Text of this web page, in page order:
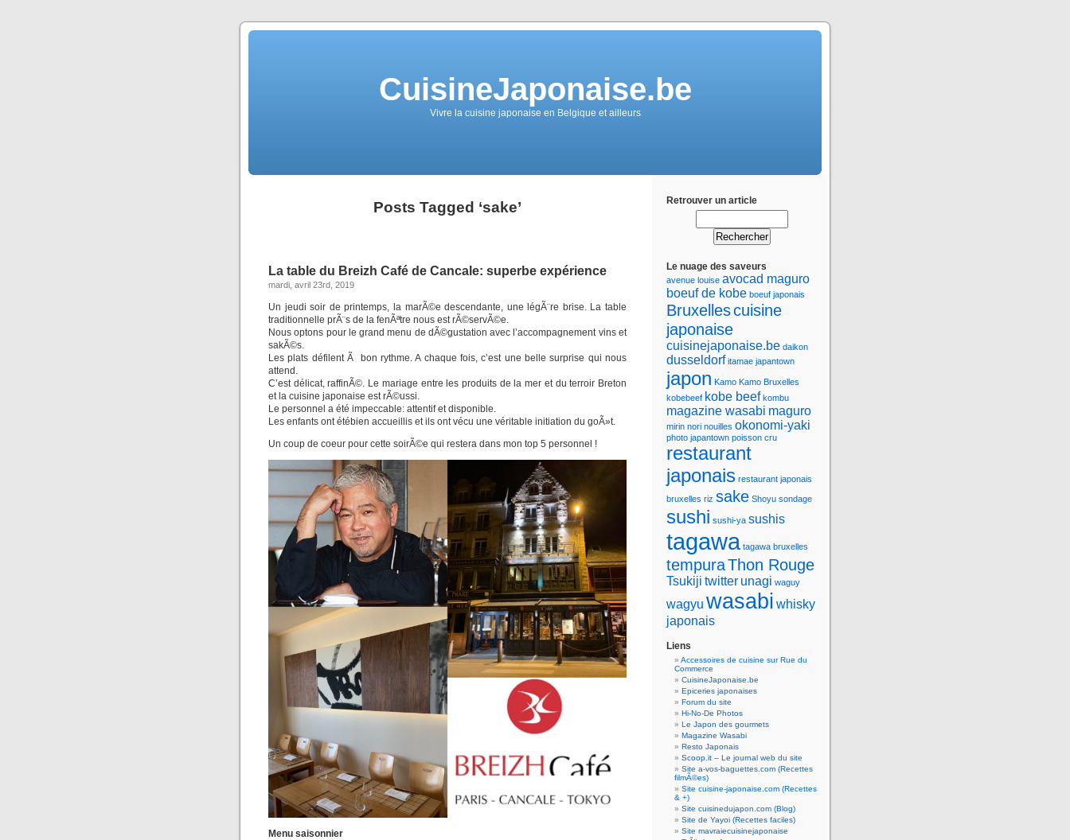
CuisineJaponaise.be
Vivre la cuisine japonaise en Belgique et ailleurs
Posts Tagged ‘sake’
La table du Breizh Café de Cancale: superbe expérience
mardi, avril 23rd, 2019
Un jeudi soir de printemps, la marÃ©e descendante, une légÃ¨re brise. La table
traditionnelle prÃ¨s de la fenÃªtre nous est rÃ©servÃ©e.
Nous optons pour le grand menu de dÃ©gustation avec l’accompagnement vins et
sakÃ©s.
Les plats défilent Ã bon rythme. A chaque fois, c’est une belle surprise qui nous
attend.
C’est délicat, raffinÃ©. Le mariage entre les produits de la mer et du terroir Breton
et la cuisine japonaise est rÃ©ussi.
Le personnel a été impeccable: attentif et disponible.
Les enfants ont étébien accueillis et ils ont vécu une véritable initiation du goÃ»t.
Un coup de coeur pour cette soirÃ©e qui restera dans mon top 5 personnel !
Menu saisonnier
Retrouver un article
Le nuage des saveurs
avenue louise avocad maguro
boeuf de kobe boeuf japonais
Bruxellescuisine
japonaise
cuisinejaponaise.be daikon
dusseldorf itamae japantown
japon Kamo Kamo Bruxelles
kobebeef kobe beef kombu
magazine wasabi maguro
mirin nori nouilles okonomi-yaki
photo japantown poisson cru
restaurant
japonais restaurant japonais
bruxelles riz sake Shoyu sondage
sushi sushi-ya sushis
tagawa tagawa bruxelles
tempuraThon Rouge
Tsukiji twitter unagi waguy
wagyu wasabi whisky
japonais
Liens
Accessoires de cuisine sur Rue du
Commerce
CuisineJaponaise.be
Epiceries japonaises
Forum du site
Hi-No-De Photos
Le Japon des gourmets
Magazine Wasabi
Resto Japonais
Scoop.it – Le journal web du site
Site a-vos-baguettes.com (Recettes
filmÃ©es)
Site cuisine-japonaise.com (Recettes
& +)
Site cuisinedujapon.com (Blog)
Site de Yayoi (Recettes faciles)
Site mavraiecuisinejaponaise